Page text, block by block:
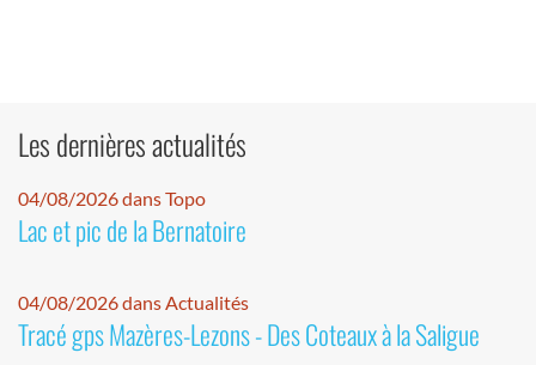
Les dernières actualités
04/08/2026 dans Topo
Lac et pic de la Bernatoire
04/08/2026 dans Actualités
Tracé gps Mazères-Lezons - Des Coteaux à la Saligue